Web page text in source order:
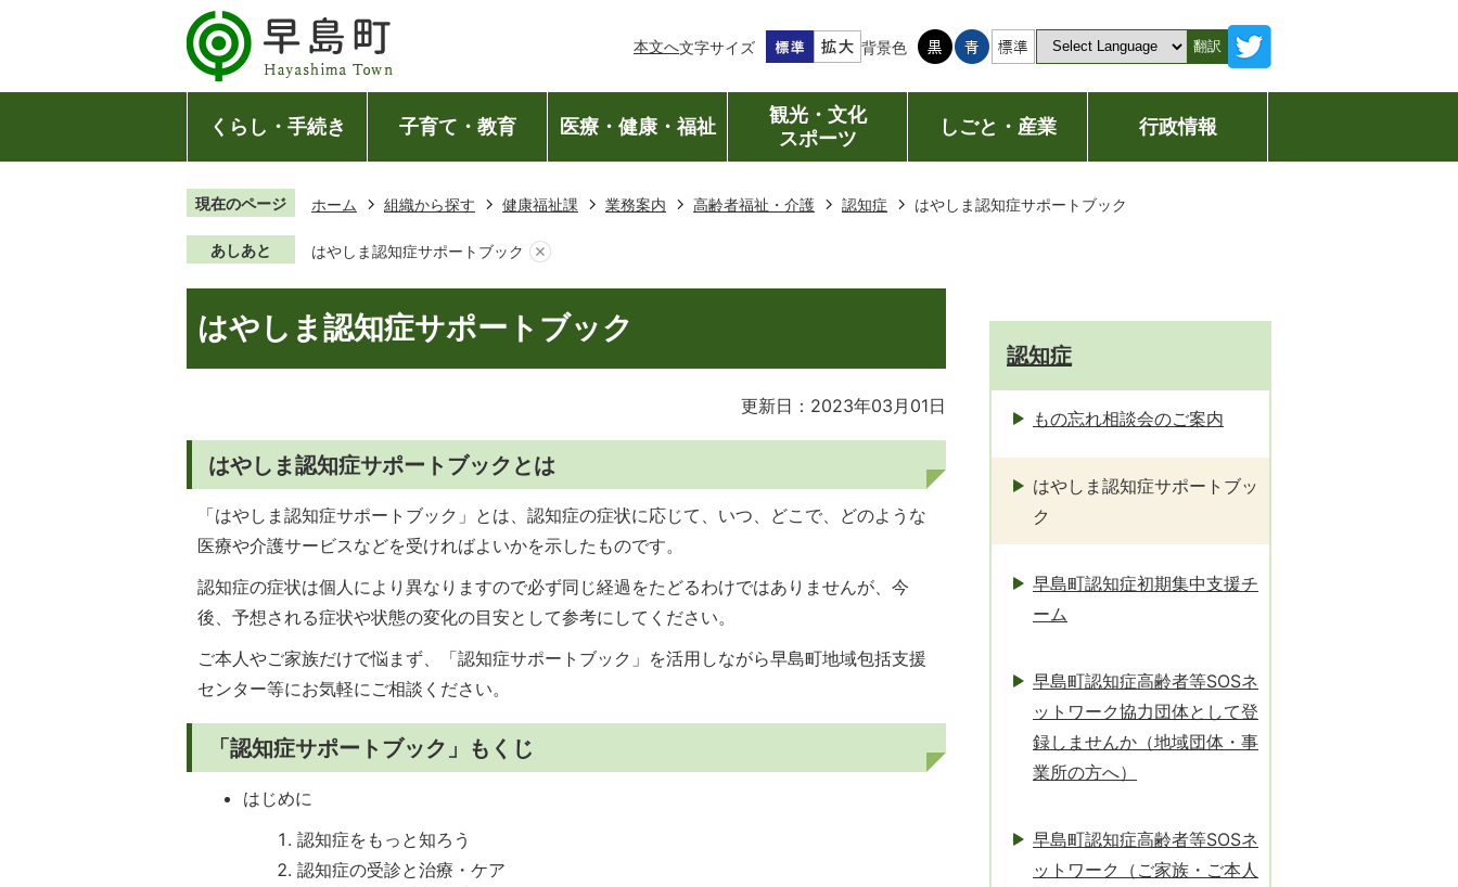
本文へ文字サイズ 背景色 翻訳
くらし・手続き 子育て・教育 医療・健康・福祉
観光・文化
スポーツ
しごと・産業 行政情報
現在のページ ホーム 組織から探す 健康福祉課 業務案内 高齢者福祉・介護 認知症 はやしま認知症サポートブック
あしあと はやしま認知症サポートブック
はやしま認知症サポートブック
更新日：2023年03月01日
はやしま認知症サポートブックとは
「はやしま認知症サポートブック」とは、認知症の症状に応じて、いつ、どこで、どのような
医療や介護サービスなどを受ければよいかを示したものです。
認知症の症状は個人により異なりますので必ず同じ経過をたどるわけではありませんが、今
後、予想される症状や状態の変化の目安として参考にしてください。
ご本人やご家族だけで悩まず、「認知症サポートブック」を活用しながら早島町地域包括支援
センター等にお気軽にご相談ください。
「認知症サポートブック」もくじ
はじめに
認知症をもっと知ろう
認知症の受診と治療・ケア
認知症
もの忘れ相談会のご案内
はやしま認知症サポートブッ
ク
早島町認知症初期集中支援チ
ーム
早島町認知症高齢者等SOSネ
ットワーク協力団体として登
録しませんか（地域団体・事
業所の方へ）
早島町認知症高齢者等SOSネ
ットワーク（ご家族・ご本人